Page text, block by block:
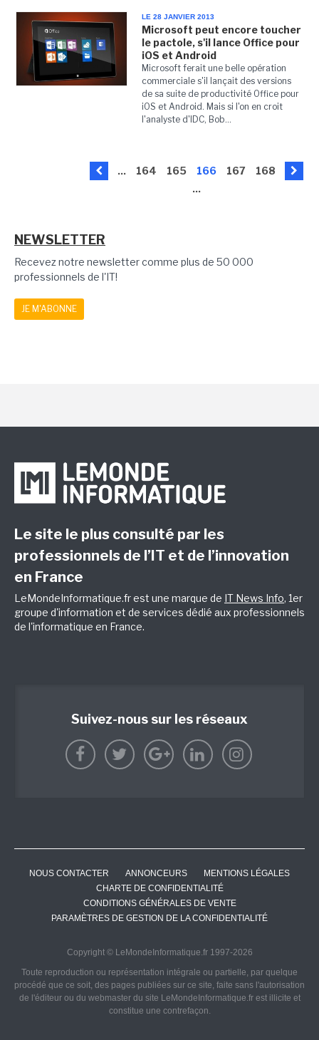
LE 28 JANVIER 2013
Microsoft peut encore toucher
le pactole, s'il lance Office pour
iOS et Android
Microsoft ferait une belle opération
commerciale s'il lançait des versions
de sa suite de productivité Office pour
iOS et Android. Mais si l'on en croit
l'analyste d'IDC, Bob...
... 164 165 166 167
168
...
NEWSLETTER
Recevez notre newsletter comme plus de 50 000
professionnels de l'IT!
JE M'ABONNE
Le site le plus consulté par les
professionnels de l’IT et de l’innovation
en France
LeMondeInformatique.fr est une marque de IT News Info, 1er
groupe d'information et de services dédié aux professionnels
de l'informatique en France.
Suivez-nous sur les réseaux
NOUS CONTACTER ANNONCEURS
MENTIONS LÉGALES
CHARTE DE CONFIDENTIALITÉ
CONDITIONS GÉNÉRALES DE VENTE
PARAMÈTRES DE GESTION DE LA CONFIDENTIALITÉ
Copyright © LeMondeInformatique.fr 1997-2026
Toute reproduction ou représentation intégrale ou partielle, par quelque
procédé que ce soit, des pages publiées sur ce site, faite sans l'autorisation
de l'éditeur ou du webmaster du site LeMondeInformatique.fr est illicite et
constitue une contrefaçon.